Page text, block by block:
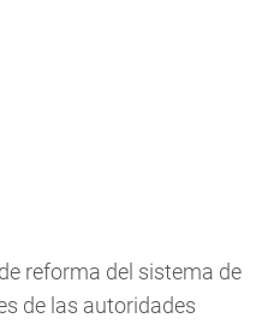
reforma del sistema de
de las autoridades